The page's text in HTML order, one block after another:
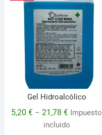
Gel Hidroalcólico
5,20€ –21,78€ Impuesto
incluido